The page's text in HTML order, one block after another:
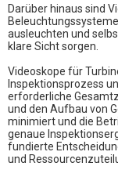
Darüber hinaus sind
ausleuchten und
klare Sicht sorgen.
Videoskope für
Inspektionsprozess
erforderliche
und den Aufbau von
minimiert und die
genaue
fundierte
und